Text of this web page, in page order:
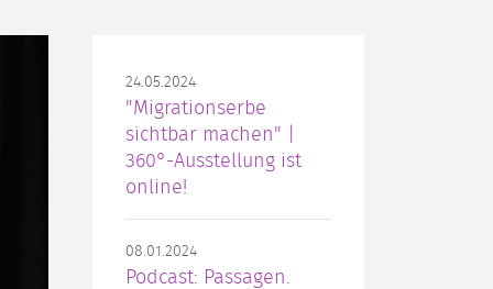
24.05.2024
"Migrationserbe
sichtbar machen" |
360°-Ausstellung ist
online!
08.01.2024
Podcast: Passagen.